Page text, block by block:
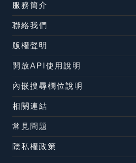
服務簡介
聯絡我們
版權聲明
開放API使用說明
內嵌搜尋欄位說明
相關連結
常見問題
隱私權政策